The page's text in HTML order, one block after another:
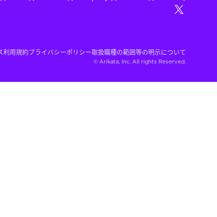
利用規約プライバシーポリシー取扱職種の範囲等の明示について
© Arikata, Inc. All rights Reserved.